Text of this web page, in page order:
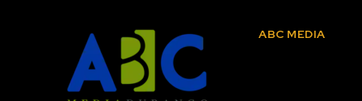
ABC MEDIA